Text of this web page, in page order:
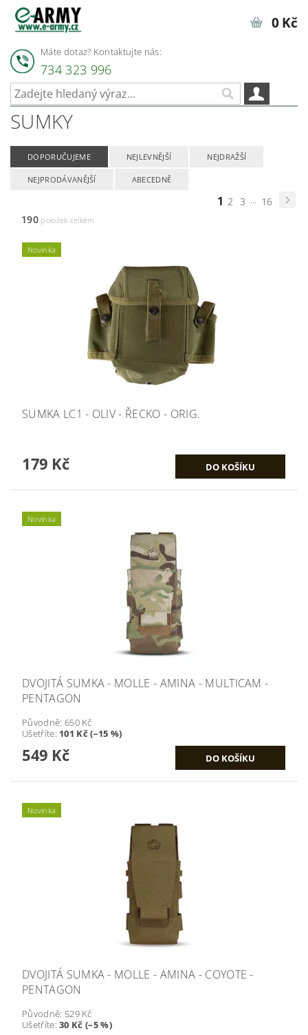
Máte dotaz? Kontaktujte nás:
734 323 996
0 Kč
SUMKY
DOPORUČUJEME NEJLEVNĚJŠÍ NEJDRAŽŠÍ
NEJPRODÁVANĚJŠÍ ABECEDNĚ
1 2 3 ... 16
190položek celkem
Novinka
SUMKA LC1 - OLIV - ŘECKO - ORIG.
179 Kč
Novinka
DVOJITÁ SUMKA - MOLLE - AMINA - MULTICAM -
PENTAGON
Původně: 650 Kč
Ušetříte: 101 Kč (–15 %)
549 Kč
Novinka
DVOJITÁ SUMKA - MOLLE - AMINA - COYOTE -
PENTAGON
Původně: 529 Kč
Ušetříte:30 Kč (–5 %)